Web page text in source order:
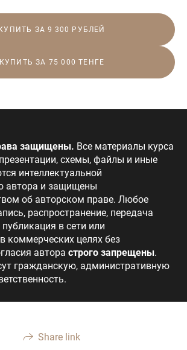
ЗА 9 300 РУБЛЕЙ
КУПИТЬ ЗА 75 000 ТЕНГЕ
защищены. Все материалы курса
схемы, файлы и иные
интеллектуальной
автора и защищены
об авторском праве. Любое
распространение, передача
в сети или
коммерческих целях без
автора строго запрещены.
гражданскую, административную
Share link